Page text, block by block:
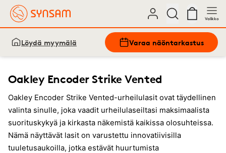
Valikko
Löydä myymälä Varaa näöntarkastus
Oakley Encoder Strike Vented
Oakley Encoder Strike Vented-urheilulasit ovat täydellinen
valinta sinulle, joka vaadit urheilulaseiltasi maksimaalista
suorituskykyä ja kirkasta näkemistä kaikissa olosuhteissa.
Nämä näyttävät lasit on varustettu innovatiivisilla
tuuletusaukoilla, jotka estävät huurtumista